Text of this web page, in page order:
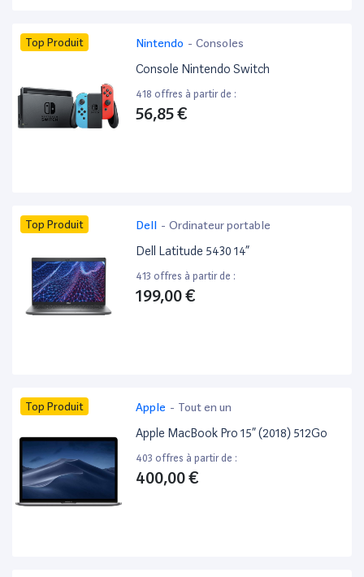
Top Produit Nintendo - Consoles
Console Nintendo Switch
418 offres à partir de :
56,85 €
Top Produit Dell - Ordinateur portable
Dell Latitude 5430 14”
413 offres à partir de :
199,00 €
Top Produit Apple - Tout en un
Apple MacBook Pro 15” (2018) 512Go
403 offres à partir de :
400,00 €